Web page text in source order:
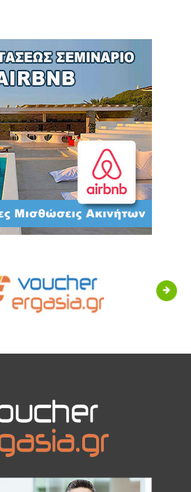
Next